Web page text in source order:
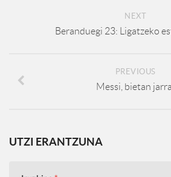
NEXT
Beranduegi 23: Ligatzeko
PREVIOUS
Messi, bietan
UTZI ERANTZUNA